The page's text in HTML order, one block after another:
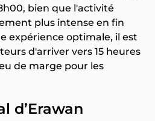
bien que l'activité
plus intense en fin
expérience optimale, il est
d'arriver vers 15 heures
de marge pour les
d’Erawan